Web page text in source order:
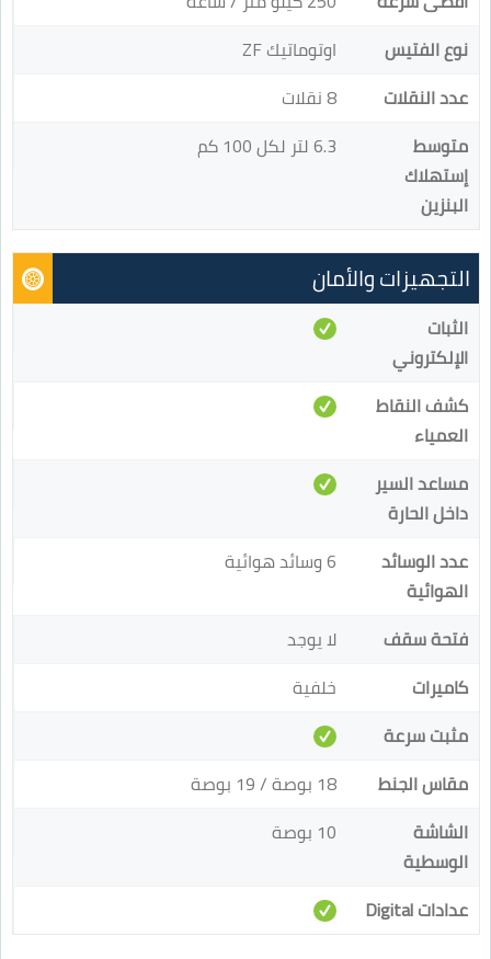
نوع الفتيس
اوتوماتيك ZF
عدد النقلات
8 نقلات
متوسط
إستهلاك
البنزين
6.3 لتر لكل 100 كم
التجهيزات والأمان
الثبات
الإلكتروني
كشف النقاط
العمياء
مساعد السير
داخل الحارة
عدد الوسائد
الهوائية
6 وسائد هوائية
فتحة سقف
لا يوجد
كاميرات
خلفية
مثبت سرعة
مقاس الجنط
18 بوصة / 19 بوصة
الشاشة
الوسطية
10 بوصة
عدادات Digital